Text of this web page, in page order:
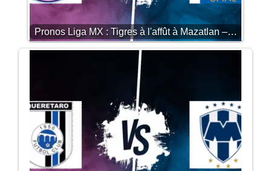
Pronos Liga MX : Tigres à l'affût à Mazatlan –…